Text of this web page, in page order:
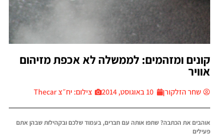
קונים ומזהמים: לממשלה לא אכפת מזיהום
אוויר
שחר הזלקורן 10 באוגוסט, 2014 צילום: יח״צ Thecar
אוהבים את הכתבה? שתפו אותה עם חברים, בעמוד שלכם ובקהילות שבהן אתם
פעילים